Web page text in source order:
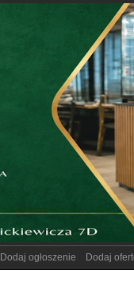
Dodaj ogłoszenie Dodaj